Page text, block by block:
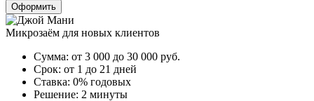
Оформить
Микрозаём для новых клиентов
Сумма: от 3 000 до 30 000 руб.
Срок: от 1 до 21 дней
Ставка: 0% годовых
Решение: 2 минуты